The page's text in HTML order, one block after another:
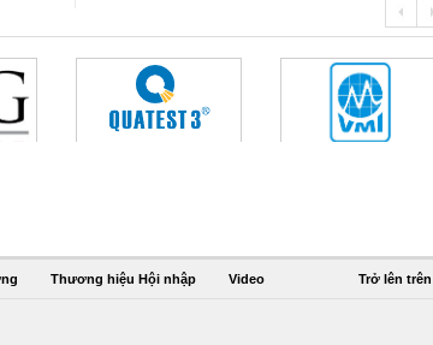
Thương hiệu Hội nhập Video Trở lên trên